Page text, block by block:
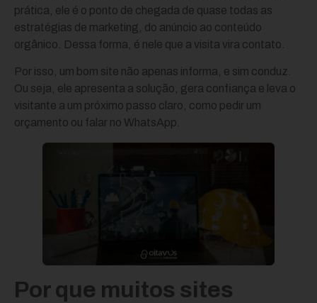
prática, ele é o ponto de chegada de quase todas as
estratégias de marketing, do anúncio ao conteúdo
orgânico. Dessa forma, é nele que a visita vira contato.
Por isso, um bom site não apenas informa, e sim conduz.
Ou seja, ele apresenta a solução, gera confiança e leva o
visitante a um próximo passo claro, como pedir um
orçamento ou falar no WhatsApp.
Por que muitos sites